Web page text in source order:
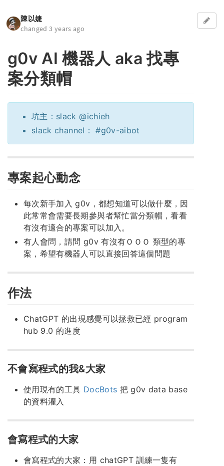
陳以婕
changed 3 years ago
g0v AI 機器人 aka 找專
案分類帽
坑主：slack @ichieh
slack channel： #g0v-aibot
專案起心動念
每次新手加入 g0v，都想知道可以做什麼，因
此常常會需要長期參與者幫忙當分類帽，看看
有沒有適合的專案可以加入。
有人會問，請問 g0v 有沒有ＯＯＯ 類型的專
案，希望有機器人可以直接回答這個問題
作法
ChatGPT 的出現感覺可以拯救已經 program
hub 9.0 的進度
不會寫程式的我&大家
使用現有的工具 DocBots 把 g0v data base
的資料灌入
會寫程式的大家
會寫程式的大家：用 chatGPT 訓練一隻有